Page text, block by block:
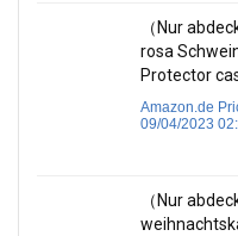
（Nur
rosa
Protector
Amazon.de
09/04/2023
（Nur